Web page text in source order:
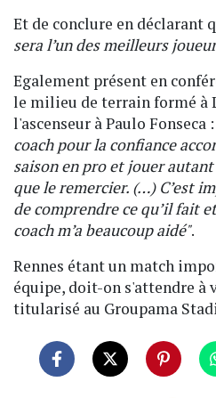
Et de conclure en déclarant
sera l’un des meilleurs
Egalement présent en
le milieu de terrain formé à
l'ascenseur à Paulo Fonseca :
coach pour la confiance
saison en pro et jouer
que le remercier. (…) C’est
de comprendre ce qu’il fait
coach m’a beaucoup aidé".
Rennes étant un match
équipe, doit-on s'attendre à
titularisé au Groupama